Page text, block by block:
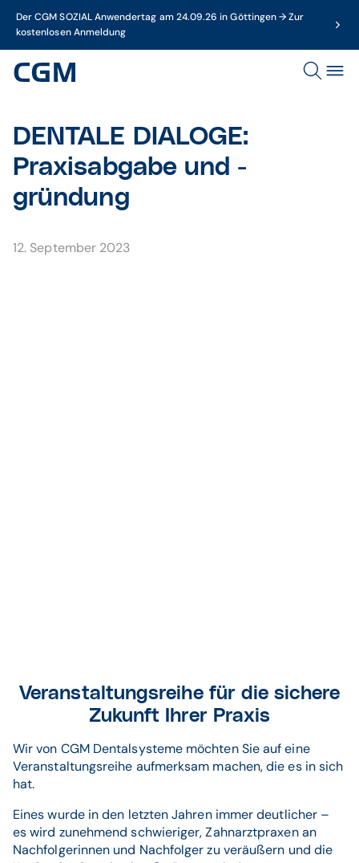
Der CGM SOZIAL Anwendertag am 24.09.26 in Göttingen → Zur
kostenlosen Anmeldung
DENTALE DIALOGE:
Praxisabgabe und -
gründung
12. September 2023
Veranstaltungsreihe für die sichere
Zukunft Ihrer Praxis
Wir von CGM Dentalsysteme möchten Sie auf eine
Veranstaltungsreihe aufmerksam machen, die es in sich
hat.
Eines wurde in den letzten Jahren immer deutlicher –
es wird zunehmend schwieriger, Zahnarztpraxen an
Nachfolgerinnen und Nachfolger zu veräußern und die